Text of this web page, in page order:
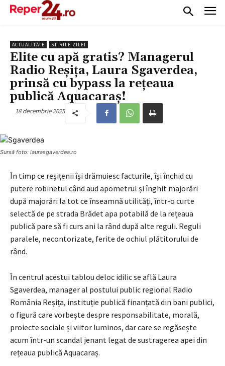
ACTUALITATE STIRILE ZILEI
Elite cu apă gratis? Managerul
Radio Reșița, Laura Sgaverdea,
prinsă cu bypass la rețeaua
publică Aquacaraș!
18 decembrie 2025
Sursă foto: laurasgaverdea.ro
În timp ce reșițenii își drămuiesc facturile, își închid cu
putere robinetul când aud apometrul și înghit majorări
după majorări la tot ce înseamnă utilități, într-o curte
selectă de pe strada Brădet apa potabilă de la rețeaua
publică pare să fi curs ani la rând după alte reguli. Reguli
paralele, necontorizate, ferite de ochiul plătitorului de
rând.
În centrul acestui tablou deloc idilic se află Laura
Sgaverdea, manager al postului public regional Radio
România Reșița, instituție publică finanțată din bani publici,
o figură care vorbește despre responsabilitate, morală,
proiecte sociale și viitor luminos, dar care se regăsește
acum într-un scandal jenant legat de sustragerea apei din
rețeaua publică Aquacaraș.